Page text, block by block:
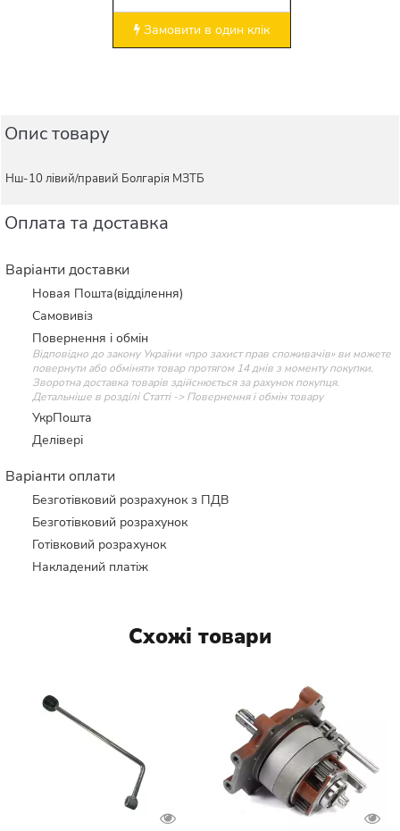
Замовити в один клік
Опис товару
Нш-10 лівий/правий Болгарія МЗТБ
Оплата та доставка
Варіанти доставки
Новая Пошта(відділення)
Самовивіз
Повернення і обмін
Відповідно до закону України «про захист прав споживачів» ви можете
повернути або обміняти товар протягом 14 днів з моменту покупки.
Зворотна доставка товарів здійснюється за рахунок покупця.
Детальніше в розділі Статті -> Повернення і обмін товару
УкрПошта
Делівері
Варіанти оплати
Безготівковий розрахунок з ПДВ
Безготівковий розрахунок
Готівковий розрахунок
Накладений платіж
Схожі товари